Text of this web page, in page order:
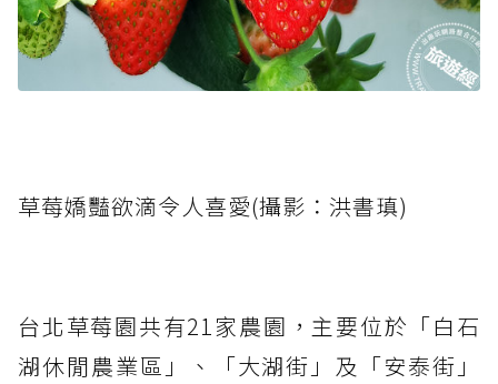
草莓嬌豔欲滴令人喜愛(攝影：洪書瑱)
台北草莓園共有21家農園，主要位於「白石
湖休閒農業區」、「大湖街」及「安泰街」